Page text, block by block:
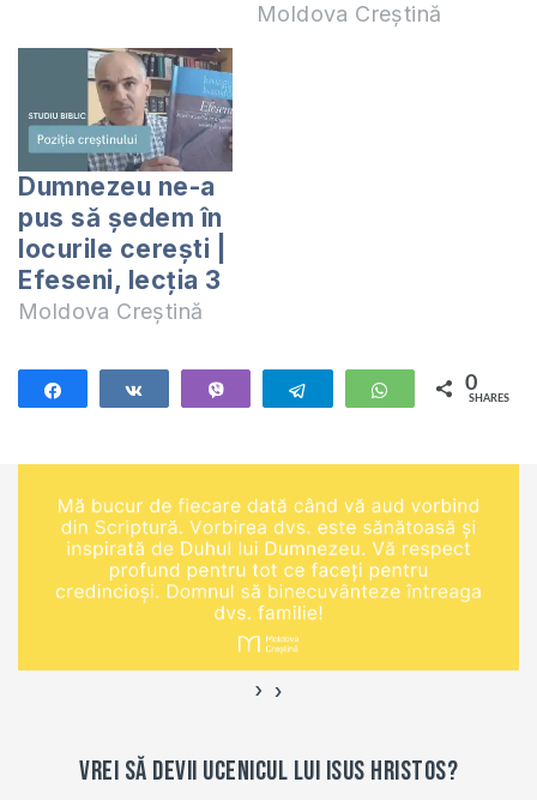
Moldova Creștină
Dumnezeu ne-a
pus să ședem în
locurile cerești |
Efeseni, lecția 3
Moldova Creștină
Telegram WhatsApp
0
SHARES
‹ ›
Vrei să devii ucenicul lui Isus Hristos?